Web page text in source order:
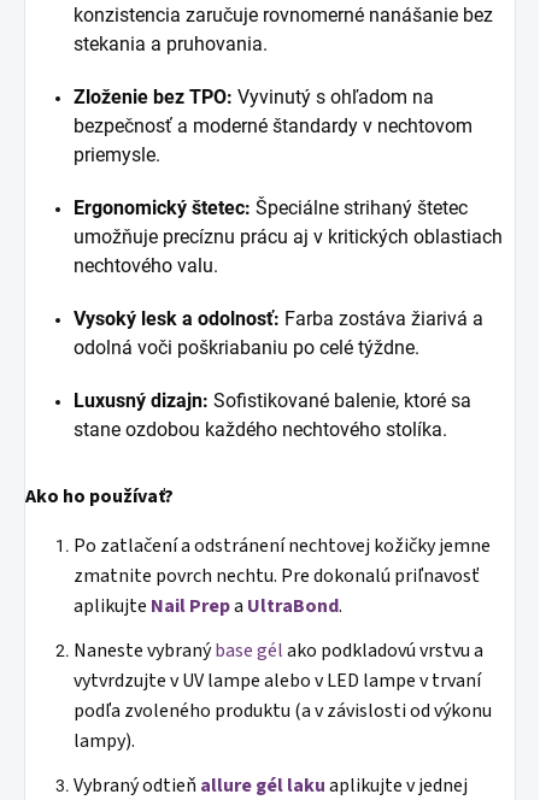
konzistencia zaručuje rovnomerné nanášanie bez
stekania a pruhovania.
Zloženie bez TPO: Vyvinutý s ohľadom na
bezpečnosť a moderné štandardy v nechtovom
priemysle.
Ergonomický štetec: Špeciálne strihaný štetec
umožňuje precíznu prácu aj v kritických oblastiach
nechtového valu.
Vysoký lesk a odolnosť: Farba zostáva žiarivá a
odolná voči poškriabaniu po celé týždne.
Luxusný dizajn: Sofistikované balenie, ktoré sa
stane ozdobou každého nechtového stolíka.
Ako ho používať?
Po zatlačení a odstránení nechtovej kožičky jemne
zmatnite povrch nechtu. Pre dokonalú priľnavosť
aplikujte Nail Prepa UltraBond.
Naneste vybranýbase gélako podkladovú vrstvu a
vytvrdzujte v UV lampe alebo v LED lampe v trvaní
podľa zvoleného produktu (a v závislosti od výkonu
lampy).
Vybraný odtieň allure gél lakuaplikujte v jednej